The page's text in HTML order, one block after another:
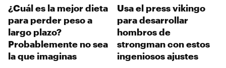
¿Cuál es la mejor dieta
para perder peso a
largo plazo?
Probablemente no sea
la que imaginas
Usa el press vikingo
para desarrollar
hombros de
strongman con estos
ingeniosos ajustes